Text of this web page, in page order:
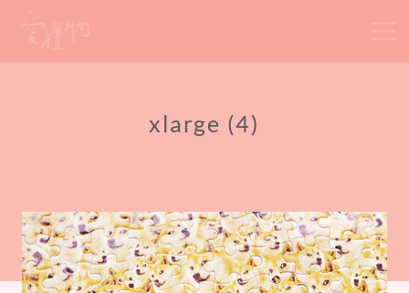
xlarge (4)